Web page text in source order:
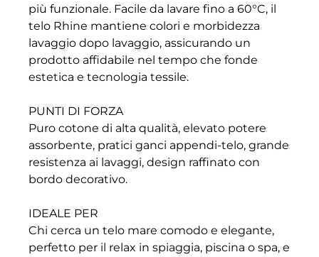
più funzionale. Facile da lavare fino a 60°C, il
telo Rhine mantiene colori e morbidezza
lavaggio dopo lavaggio, assicurando un
prodotto affidabile nel tempo che fonde
estetica e tecnologia tessile.
PUNTI DI FORZA
Puro cotone di alta qualità, elevato potere
assorbente, pratici ganci appendi-telo, grande
resistenza ai lavaggi, design raffinato con
bordo decorativo.
IDEALE PER
Chi cerca un telo mare comodo e elegante,
perfetto per il relax in spiaggia, piscina o spa, e